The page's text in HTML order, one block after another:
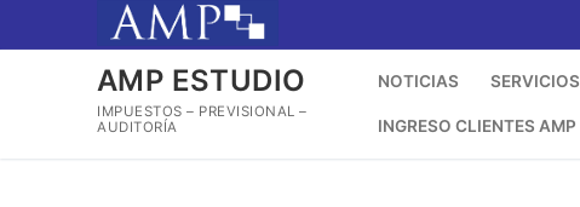
al
AMP ESTUDIO
IMPUESTOS – PREVISIONAL –
AUDITORÍA
NOTICIAS SERVICIOS
INGRESO CLIENTES AMP